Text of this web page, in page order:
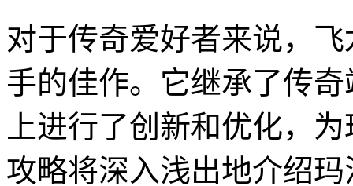
对于传奇爱好者来说，
手的佳作。它继承了传
上进行了创新和优化，
攻略将深入浅出地介绍